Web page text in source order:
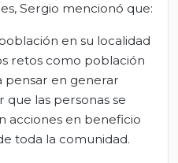
Sergio mencionó que:
en su localidad
retos como población
pensar en generar
las personas se
acciones en beneficio
toda la comunidad.